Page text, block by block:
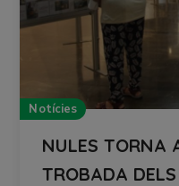
Notícies
NULES TORNA
TROBADA